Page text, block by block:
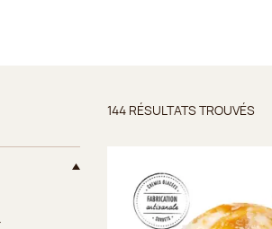
Résultats
144 RÉSULTATS TROUVÉS